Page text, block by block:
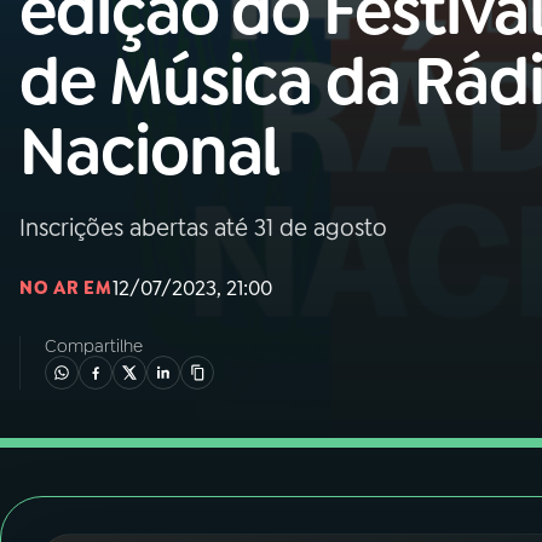
01 INÍCIO
02A RÁDIO
03PROGRAMAÇÃO
05PODCASTS
de Música da
Nacional
Inscrições abertas até 31 de agosto
NO AR EM12/07/2023, 21:00
Compartilhe